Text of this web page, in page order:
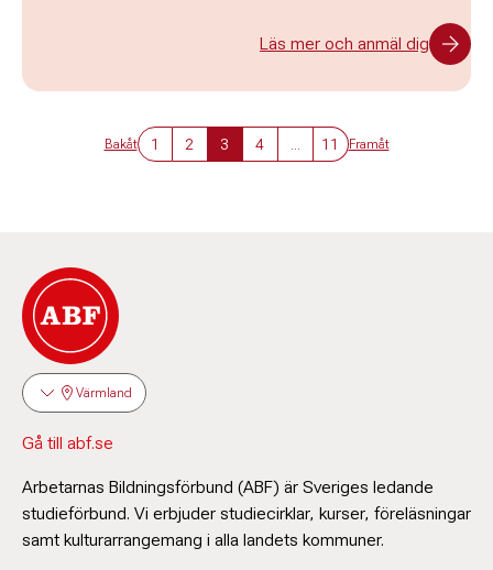
Läs mer och anmäl dig
Bakåt 1 2 3 4 11 Framåt
Värmland
Gå till abf.se
Arbetarnas Bildningsförbund (ABF) är Sveriges ledande
studieförbund. Vi erbjuder studiecirklar, kurser, föreläsningar
samt kulturarrangemang i alla landets kommuner.